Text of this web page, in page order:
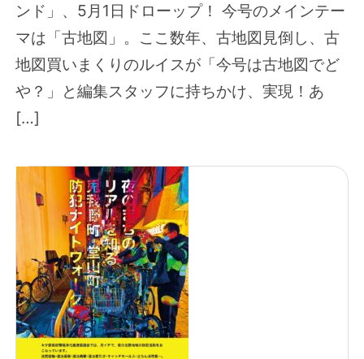
ンド」、5月1日ドローップ！ 今号のメインテー
マは「古地図」。ここ数年、古地図見倒し、古
地図買いまくりのルイスが「今号は古地図でど
や？」と編集スタッフに持ちかけ、実現！あ
[…]